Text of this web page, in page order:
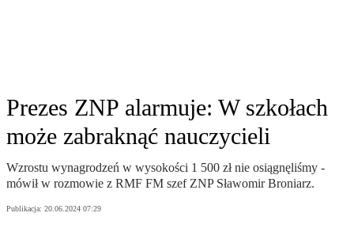
Prezes ZNP alarmuje: W szkołach
może zabraknąć nauczycieli
Wzrostu wynagrodzeń w wysokości 1 500 zł nie osiągnęliśmy -
mówił w rozmowie z RMF FM szef ZNP Sławomir Broniarz.
Publikacja: 20.06.2024 07:29